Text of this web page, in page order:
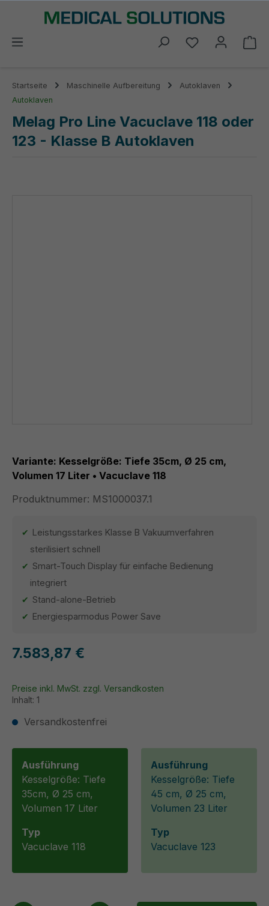
springen
Du hast 0
Startseite Maschinelle Aufbereitung
Autoklaven
Autoklaven
Melag Pro Line Vacuclave 118 oder
123 - Klasse B Autoklaven
Variante: Kesselgröße: Tiefe 35cm, Ø 25 cm,
Volumen 17 Liter • Vacuclave 118
Produktnummer: MS1000037.1
Leistungsstarkes Klasse B Vakuumverfahren
sterilisiert schnell
Smart-Touch Display für einfache Bedienung
integriert
Stand-alone-Betrieb
Energiesparmodus Power Save
7.583,87 €
Inhalt: 1
Preise inkl. MwSt. zzgl. Versandkosten
Versandkostenfrei
Ausführung
Kesselgröße: Tiefe
35cm, Ø 25 cm,
Volumen 17 Liter
Typ
Vacuclave 118
Ausführung
Kesselgröße: Tiefe
45 cm, Ø 25 cm,
Volumen 23 Liter
Typ
Vacuclave 123